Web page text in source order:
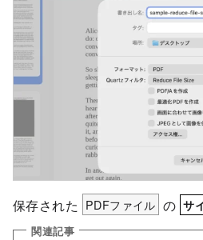
保存された PDFファイル の サ